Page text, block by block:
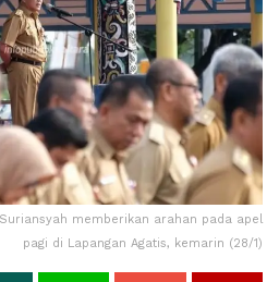
Suriansyah memberikan arahan pada apel
pagi di Lapangan Agatis, kemarin (28/1)